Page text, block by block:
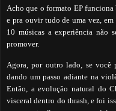
Acho que o formato EP
e pra ouvir tudo de uma vez,
10 músicas a experiência não
promover.
Agora, por outro lado, se você
dando um passo adiante na
Então, a evolução natural do
visceral dentro do thrash, e foi